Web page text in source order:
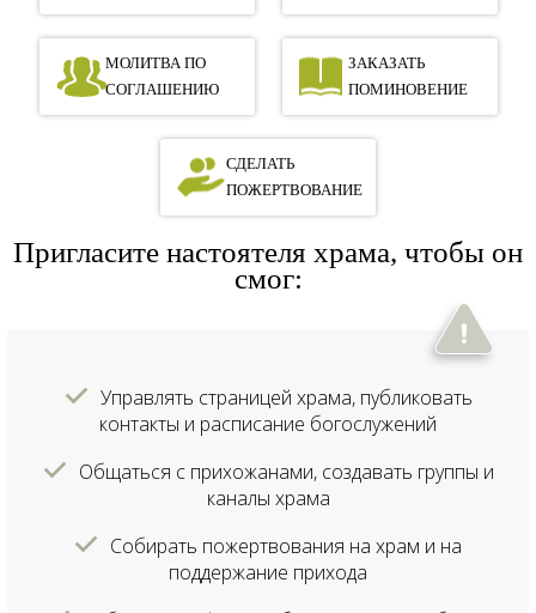
МОЛИТВА ПО
СОГЛАШЕНИЮ
ЗАКАЗАТЬ
ПОМИНОВЕНИЕ
СДЕЛАТЬ
ПОЖЕРТВОВАНИЕ
Пригласите настоятеля храма, чтобы он
смог:
Управлять страницей храма, публиковать
контакты и расписание богослужений
Общаться с прихожанами, создавать группы и
каналы храма
Собирать пожертвования на храм и на
поддержание прихода